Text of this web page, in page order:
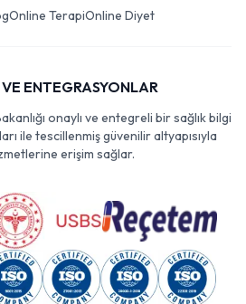
Online TerapiOnline Diyet
ENTEGRASYONLAR
onaylı ve entegreli bir sağlık bilgi
ile tescillenmiş güvenilir altyapısıyla
erişim sağlar.